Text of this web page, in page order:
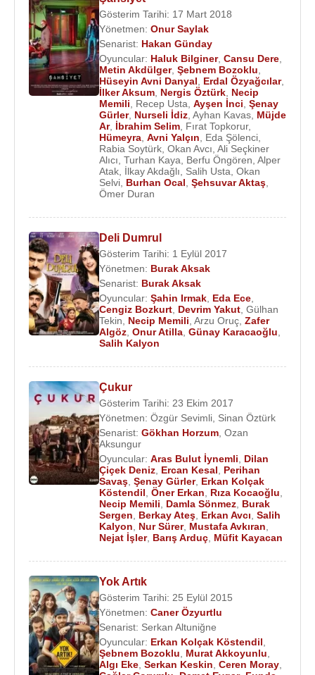
Gösterim Tarihi: 17 Mart 2018
Yönetmen: Onur Saylak
Senarist: Hakan Günday
Oyuncular: Haluk Bilginer, Cansu Dere
Metin Akdülger, Şebnem Bozoklu
Hüseyin Avni Danyal
Erdal Özyağcılar,
İlker Aksum Nergis Öztürk Necip
Memili
Recep Usta Ayşen İnci Şenay
Gürler, Nurseli İdiz Ayhan Kavas Müjde
Ar, İbrahim Selim Fırat Topkorur,
Hümeyra Avni Yalçın Eda Şölenci
Rabia Soytürk Okan Avcı Ali Seçkiner
Alıcı Turhan Kaya Berfu Öngören Alper
Atak İlkay Akdağlı Salih Usta Okan
Selvi Burhan Ocal Şehsuvar Aktaş
Ömer Duran
Deli Dumrul
Gösterim Tarihi: 1 Eylül 2017
Yönetmen: Burak Aksak
Senarist: Burak Aksak
Oyuncular: Şahin Irmak Eda Ece
Cengiz Bozkurt Devrim Yakut Gülhan
Tekin
Necip Memili Arzu Oruç Zafer
Algöz Onur Atilla Günay Karacaoğlu
Salih Kalyon
Çukur
Gösterim Tarihi: 23 Ekim 2017
Yönetmen: Özgür Sevimli Sinan Öztürk
Senarist: Gökhan Horzum Ozan
Aksungur
Oyuncular: Aras Bulut İynemli
Dilan
Çiçek Deniz Ercan Kesal
Perihan
Savaş Şenay Gürler, Erkan Kolçak
Köstendil Öner Erkan Rıza Kocaoğlu
Necip Memili
Damla Sönmez Burak
Sergen
Berkay Ateş Erkan Avcı Salih
Kalyon
Nur Sürer, Mustafa Avkıran
Nejat İşler, Barış Arduç Müfit Kayacan
Yok Artık
Gösterim Tarihi: 25 Eylül 2015
Yönetmen: Caner Özyurtlu
Senarist: Serkan Altuniğne
Oyuncular: Erkan Kolçak Köstendil
Şebnem Bozoklu
Murat Akkoyunlu
Algı Eke Serkan Keskin Ceren Moray